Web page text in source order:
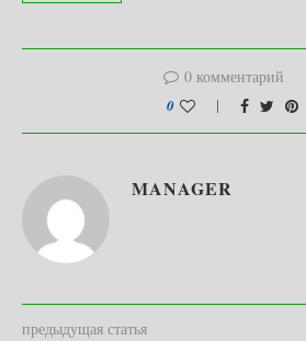
0 комментарий
0
MANAGER
предыдущая статья